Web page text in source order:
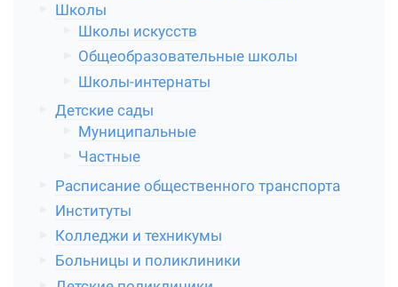
Школы
Школы искусств
Общеобразовательные школы
Школы-интернаты
Детские сады
Муниципальные
Частные
Расписание общественного транспорта
Институты
Колледжи и техникумы
Больницы и поликлиники